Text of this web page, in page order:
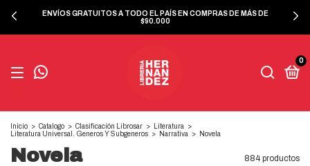
ENVÍOS GRATUITOS A TODO EL PAÍS EN COMPRAS DE MÁS DE
$90.000
0
Inicio > Catalogo > Clasificación Librosar > Literatura
>
Literatura Universal. Generos Y Subgeneros > Narrativa > Novela
Novela 884 productos